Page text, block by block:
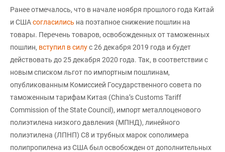
Ранее отмечалось, что в начале ноября прошлого года Китай
и СШАсогласились на поэтапное снижение пошлин на
товары. Перечень товаров, освобожденных от таможенных
пошлин, вступил в силус 26 декабря 2019 года и будет
действовать до 25 декабря 2020 года. Так, в соответствии с
новым списком льгот по импортным пошлинам,
опубликованным Комиссией Государственного совета по
таможенным тарифам Китая (China’s Customs Tariff
Commission of the State Council), импорт металлоценового
полиэтилена низкого давления (МПНД), линейного
полиэтилена (ЛПНП) С8 и трубных марок сополимера
полипропилена из США был освобожден от дополнительных